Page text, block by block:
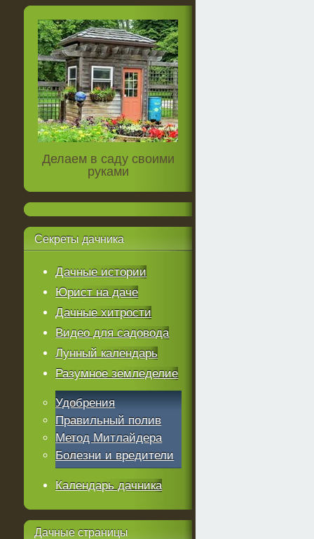
Делаем в саду своими
руками
Секреты дачника
Дачные истории
Юрист на даче
Дачные хитрости
Видео для садовода
Лунный календарь
Разумное земледелие
Удобрения
Правильный полив
Метод Митлайдера
Болезни и вредители
Календарь дачника
Дачные страницы